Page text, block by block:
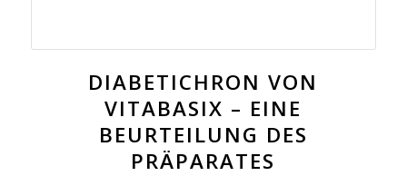
DIABETICHRON VON
VITABASIX – EINE
BEURTEILUNG DES
PRÄPARATES